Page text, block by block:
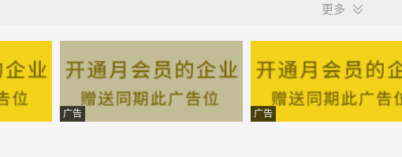
更多
广告 广告